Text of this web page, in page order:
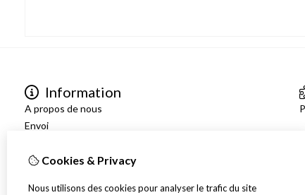
Information
A propos de nous
Envoi
Algemene voorwaarden
Cookies & Privacy
Nous utilisons des cookies pour analyser le trafic du site